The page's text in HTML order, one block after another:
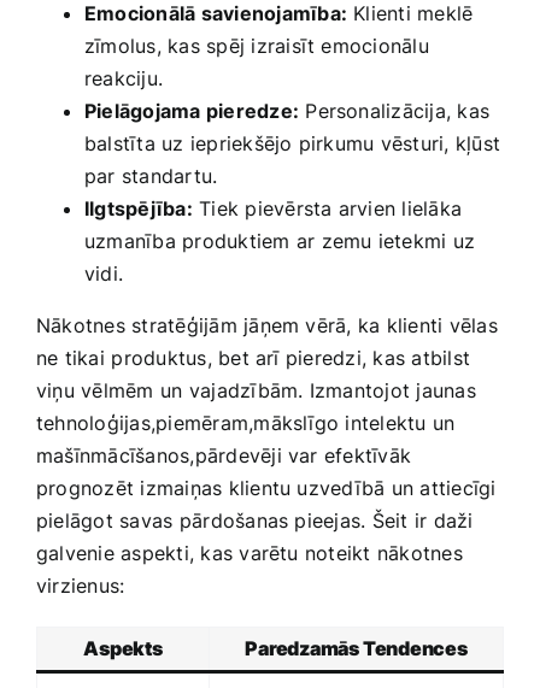
Emocionālā savienojamība: Klienti meklē
zīmolus, kas spēj izraisīt emocionālu
‌reakciju.
Pielāgojama pieredze: Personalizācija, kas
balstīta uz iepriekšējo pirkumu vēsturi, kļūst
par standartu.
Ilgtspējība: Tiek pievērsta arvien lielāka‌
uzmanība produktiem ar ‌zemu ietekmi uz
vidi.
Nākotnes stratēģijām jāņem vērā, ka klienti vēlas
ne tikai ⁣produktus, bet arī pieredzi, kas atbilst
viņu vēlmēm ⁢un vajadzībām. Izmantojot jaunas
tehnoloģijas,piemēram,mākslīgo intelektu un
mašīnmācīšanos,pārdevēji var efektīvāk
prognozēt izmaiņas klientu uzvedībā un attiecīgi
pielāgot savas ⁤pārdošanas pieejas. Šeit ir daži
galvenie aspekti, kas varētu noteikt nākotnes
virzienus:
Aspekts Paredzamās‍ Tendences